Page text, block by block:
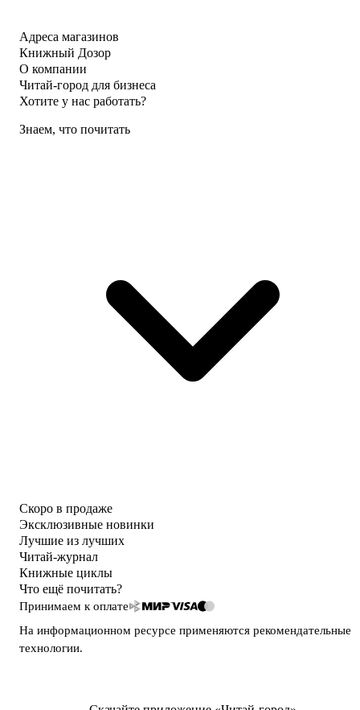
Адреса магазинов
Книжный Дозор
О компании
Читай-город для бизнеса
Хотите у нас работать?
Знаем, что почитать
Скоро в продаже
Эксклюзивные новинки
Лучшие из лучших
Читай-журнал
Книжные циклы
Что ещё почитать?
Принимаем к оплате
На информационном ресурсе применяются рекомендательные
технологии.